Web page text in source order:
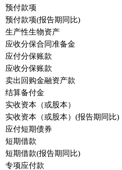
预付款项
预付款项(报告期同比)
生产性生物资产
应收分保合同准备金
应付分保账款
应收分保账款
卖出回购金融资产款
结算备付金
实收资本（或股本）
实收资本（或股本）(报告期同比)
应付短期债券
短期借款
短期借款(报告期同比)
专项应付款